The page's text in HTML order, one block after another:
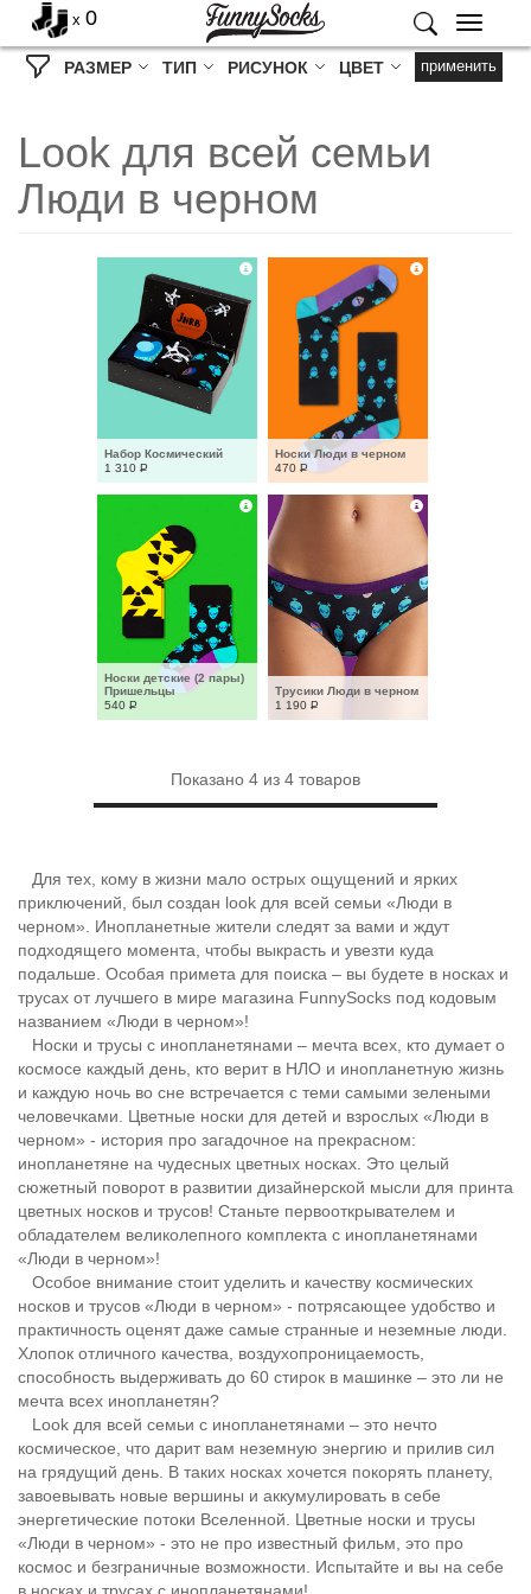
Меню
x 0
РАЗМЕР ТИП РИСУНОК ЦВЕТ применить
Look для всей семьи
Люди в черном
Набор Космический
1 310 Р
Носки Люди в черном
470 Р
Носки детские (2 пары)
Пришельцы
540 Р
Трусики Люди в черном
1 190 Р
Показано 4 из 4 товаров
Для тех, кому в жизни мало острых ощущений и ярких
приключений, был создан look для всей семьи «Люди в
черном». Инопланетные жители следят за вами и ждут
подходящего момента, чтобы выкрасть и увезти куда
подальше. Особая примета для поиска – вы будете в носках и
трусах от лучшего в мире магазина FunnySocks под кодовым
названием «Люди в черном»!
Носки и трусы с инопланетянами – мечта всех, кто думает о
космосе каждый день, кто верит в НЛО и инопланетную жизнь
и каждую ночь во сне встречается с теми самыми зелеными
человечками. Цветные носки для детей и взрослых «Люди в
черном» - история про загадочное на прекрасном:
инопланетяне на чудесных цветных носках. Это целый
сюжетный поворот в развитии дизайнерской мысли для принта
цветных носков и трусов! Станьте первооткрывателем и
обладателем великолепного комплекта с инопланетянами
«Люди в черном»!
Особое внимание стоит уделить и качеству космических
носков и трусов «Люди в черном» - потрясающее удобство и
практичность оценят даже самые странные и неземные люди.
Хлопок отличного качества, воздухопроницаемость,
способность выдерживать до 60 стирок в машинке – это ли не
мечта всех инопланетян?
Look для всей семьи с инопланетянами – это нечто
космическое, что дарит вам неземную энергию и прилив сил
на грядущий день. В таких носках хочется покорять планету,
завоевывать новые вершины и аккумулировать в себе
энергетические потоки Вселенной. Цветные носки и трусы
«Люди в черном» - это не про известный фильм, это про
космос и безграничные возможности. Испытайте и вы на себе